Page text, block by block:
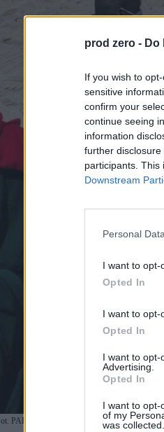
prod zero - Do
If you wish to
sensitive
confirm your
continue seeing
information
further disclosure
participants. This
Downstream
Personal
I want to opt-
Opted In
I want to opt-
Opted In
I want to opt-
Advertising.
Opted In
I want to opt-
of my
was collected.
PAP/EFE/Quique Curbelo